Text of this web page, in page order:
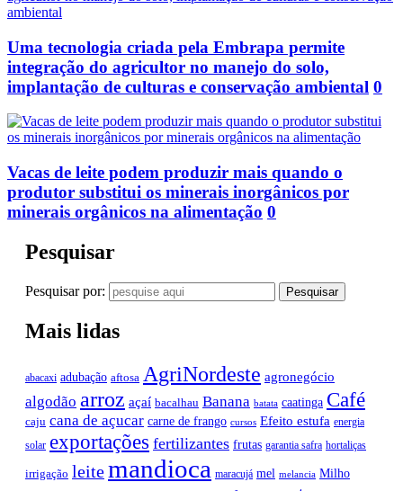
Uma tecnologia criada pela Embrapa permite
integração do agricultor no manejo do solo,
implantação de culturas e conservação ambiental 0
Vacas de leite podem produzir mais quando o
produtor substitui os minerais inorgânicos por
minerais orgânicos na alimentação 0
Pesquisar
Pesquisar por:
Mais lidas
abacaxi adubação aftosa AgriNordeste agronegócio
algodão arroz açaí bacalhau Banana batata caatinga Café
caju cana de açucar carne de frango cursos Efeito estufa energia
solar exportações fertilizantes frutas garantia safra hortaliças
irrigação leitemandioca maracujá mel melancia Milho